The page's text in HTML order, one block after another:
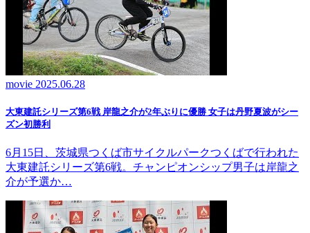
movie 2025.06.28
大東建託シリーズ第6戦 岸龍之介が2年ぶりに優勝 女子は丹野夏波がシー
ズン初勝利
6月15日、茨城県つくば市サイクルパークつくばで行われた
大東建託シリーズ第6戦。チャンピオンシップ男子は岸龍之
介が予選か…